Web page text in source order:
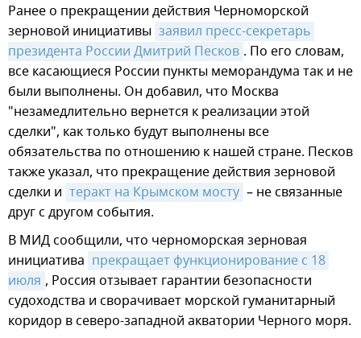
Ранее о прекращении действия Черноморской
зерновой инициативы заявил пресс-секретарь
президента России Дмитрий Песков . По его словам,
все касающиеся России пункты меморандума так и не
были выполнены. Он добавил, что Москва
"незамедлительно вернется к реализации этой
сделки", как только будут выполнены все
обязательства по отношению к нашей стране. Песков
также указал, что прекращение действия зерновой
сделки и теракт на Крымском мосту – не связанные
друг с другом события.
В МИД сообщили, что черноморская зерновая
инициатива прекращает функционирование с 18
июля , Россия отзывает гарантии безопасности
судоходства и сворачивает морской гуманитарный
коридор в северо-западной акватории Черного моря.